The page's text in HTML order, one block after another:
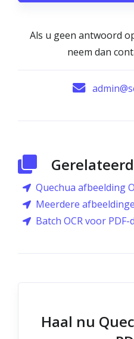
Als u geen antwoord
neem dan
Quechua afbeelding
Meerdere
Batch OCR voor
Haal nu